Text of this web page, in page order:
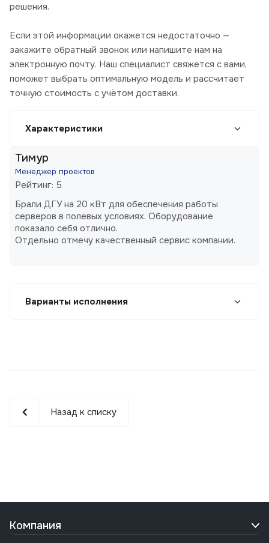
решения.
Если этой информации окажется недостаточно —
закажите обратный звонок или напишите нам на
электронную почту. Наш специалист свяжется с вами,
поможет выбрать оптимальную модель и рассчитает
точную стоимость с учётом доставки.
Характеристики
Тимур
Менеджер проектов
Рейтинг: 5
Брали ДГУ на 20 кВт для обеспечения работы
серверов в полевых условиях. Оборудование
показало себя отлично.
Отдельно отмечу качественный сервис компании.
Варианты исполнения
Назад к списку
Компания